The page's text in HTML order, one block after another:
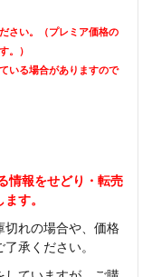
さい。（プレミア価格の
。）
いる場合がありますので
情報をせどり・転売
す。
切れの場合や、価格
承ください。